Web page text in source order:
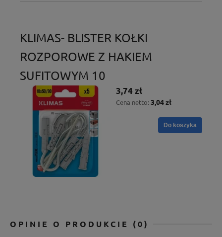
KLIMAS- BLISTER KOŁKI
ROZPOROWE Z HAKIEM
SUFITOWYM 10
3,74 zł
Cena netto: 3,04 zł
Do koszyka
OPINIE O PRODUKCIE (0)